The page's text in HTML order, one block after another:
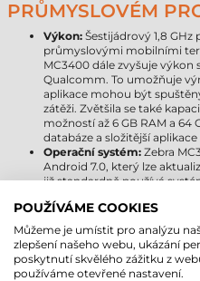
PRŮMYSLOVÉM
Výkon: Šestijádrový 1,8
průmyslovými mobilními
MC3400 dále zvyšuje
Qualcomm. To umožňuje
aplikace mohou být
zátěži. Zvětšila se také
možností až 6 GB RAM a 64
databáze a složitější
Operační systém: Zebra
Android 7.0, který lze
již standardně používá
podporu, vylepšené
Displej:Obě zařízení jsou
který je odolný vůči
přichází s pokročilejším
venku, takže zůstává dobře
POUŽÍVÁME COOKIES
Můžeme je umístit pro analýzu
zlepšení našeho webu, ukázání
poskytnutí skvělého zážitku z
používáme otevřené nastavení.